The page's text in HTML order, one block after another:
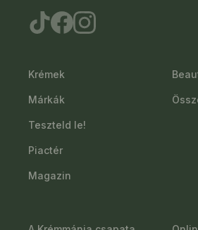
Krémek
Márkák
Teszteld le!
Piactér
Magazin